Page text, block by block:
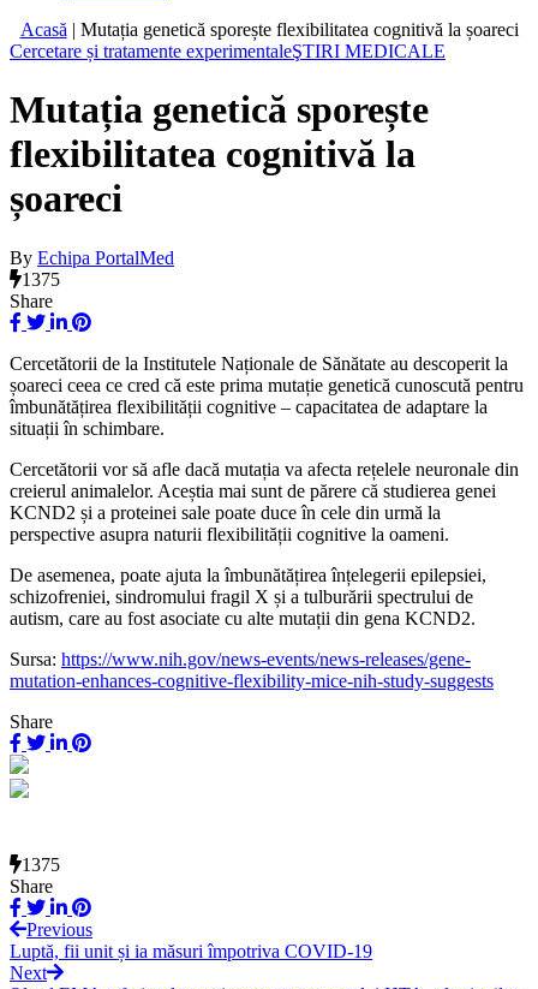
Acasă | Mutația genetică sporește flexibilitatea cognitivă la șoareci
Cercetare și tratamente experimentaleŞTIRI MEDICALE
Mutația genetică sporește
flexibilitatea cognitivă la
șoareci
By Echipa PortalMed
1375
Share
Cercetătorii de la Institutele Naționale de Sănătate au descoperit la
șoareci ceea ce cred că este prima mutație genetică cunoscută pentru
îmbunătățirea flexibilității cognitive – capacitatea de adaptare la
situații în schimbare.
Cercetătorii vorsă afle dacă mutația va afecta rețelele neuronale din
creierul animalelor. Aceștia mai sunt de părere că studierea genei
KCND2 și a proteinei sale poate duce în cele din urmă la
perspective asupra naturii flexibilității cognitive la oameni.
De asemenea, poate ajuta la îmbunătățirea înțelegerii epilepsiei,
schizofreniei, sindromului fragil X și a tulburării spectrului de
autism, care au fost asociate cu alte mutații din gena KCND2.
Sursa: https://www.nih.gov/news-events/news-releases/gene-
mutation-enhances-cognitive-flexibility-mice-nih-study-suggests
Share
1375
Share
Previous
Luptă, fii unit și ia măsuri împotriva COVID-19
Next